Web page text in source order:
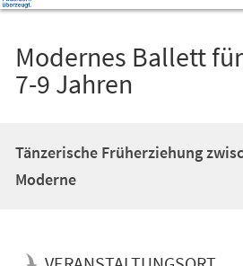
Modernes Ballett
7-9 Jahren
Tänzerische Früherziehung
Moderne